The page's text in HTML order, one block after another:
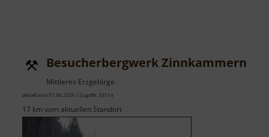
Besucherbergwerk Zinnkammern
Mittleres Erzgebirge
aktuell vom 07.06.2026 / Zugriffe: 30514
17 km vom aktuellen Standort